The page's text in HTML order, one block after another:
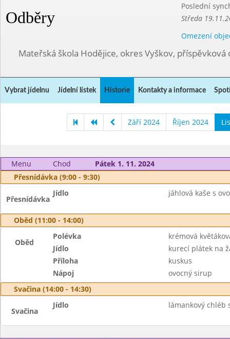
Odběry
Poslední
Středa
Omezení
Mateřská škola Hodějice, okres Vyškov, příspěvková
Vybrat jídelnu Jídelní lístek Historie Kontakty a informace
Září 2024 Říjen 2024
Menu Chod
Pátek 1. 11. 2024
Přesnídávka (9:00 - 9:30)
Přesnídávka
Jídlo jáhlová kaše s
Oběd (11:00 - 14:00)
Oběd
Polévka
krémová
Jídlo
kurecí plátek na
Příloha
kuskus
Nápoj
ovocný sirup
Svačina (14:00 - 14:30)
Svačina
Jídlo lámankový chléb